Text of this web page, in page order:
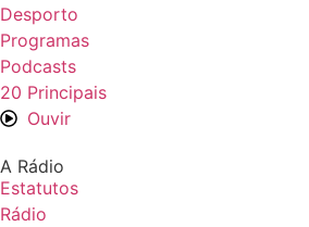
Desporto
Programas
Podcasts
20 Principais
Ouvir
A Rádio
Estatutos
Rádio